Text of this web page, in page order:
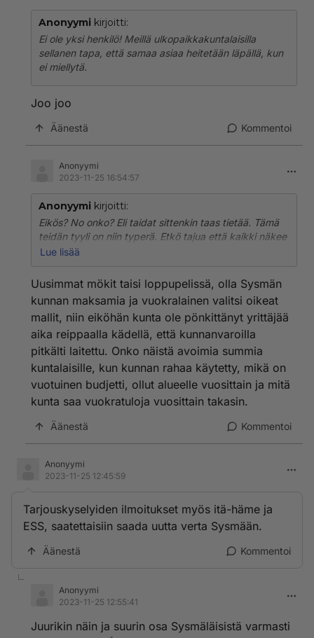
Anonyymi kirjoitti:
Ei ole yksi henkilö! Meillä ulkopaikkakuntalaisilla
sellanen tapa, että samaa asiaa heitetään läpällä, kun
ei miellytä.
Joo joo
Äänestä Kommentoi
Anonyymi
2023-11-25 16:54:57
Anonyymi kirjoitti:
Eikös? No onko? Eli taidat sittenkin taas tietää. Tämä
teidän tyyli on niin typerä. Etkö tajua että kaikki näkee
mitä te teette?
Ja kukas muu kuin kepu siellä mölyämässä. Ketä
muuta harmittaisi kokoomusyrittäjä campingissa.
Paikka valittu vuoden camping-alueeksi ja vetää
kävijöitä Sysmään kuin magneetti. Aivan oikein että
saanut jatkoa. Ja olisi ehkä aihetta saada jatkossakin.
Kyllä kansa tietää.
Lue lisää
Uusimmat mökit taisi loppupelissä, olla Sysmän
kunnan maksamia ja vuokralainen valitsi oikeat
mallit, niin eiköhän kunta ole pönkittänyt yrittäjää
aika reippaalla kädellä, että kunnanvaroilla
pitkälti laitettu. Onko näistä avoimia summia
kuntalaisille, kun kunnan rahaa käytetty, mikä on
vuotuinen budjetti, ollut alueelle vuosittain ja mitä
kunta saa vuokratuloja vuosittain takasin.
Äänestä Kommentoi
Anonyymi
2023-11-25 12:45:59
Tarjouskyselyiden ilmoitukset myös itä-häme ja
ESS, saatettaisiin saada uutta verta Sysmään.
Äänestä Kommentoi
Anonyymi
2023-11-25 12:55:41
Juurikin näin ja suurin osa Sysmäläisistä varmasti